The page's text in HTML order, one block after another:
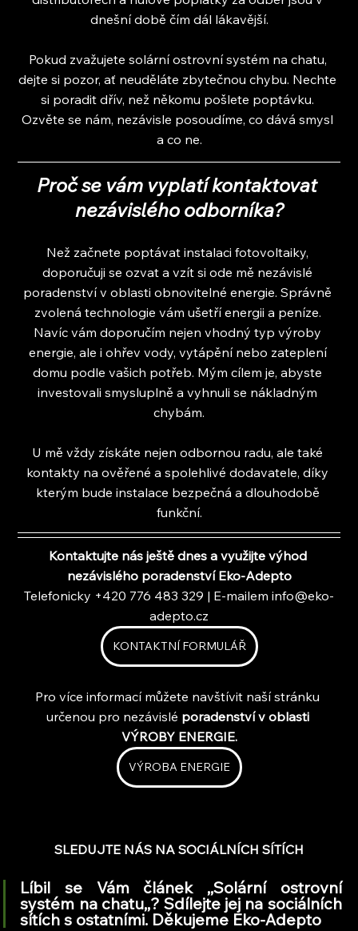
dnešní době čím dál lákavější.
Pokud zvažujete solární ostrovní systém na chatu,
dejte si pozor, ať neuděláte zbytečnou chybu. Nechte
si poradit dřív, než někomu pošlete poptávku.
Ozvěte se nám, nezávisle posoudíme, co dává smysl
a co ne.
Proč se vám vyplatí kontaktovat
nezávislého odborníka?
Než začnete poptávat instalaci fotovoltaiky,
doporučuji se ozvat a vzít si ode mě nezávislé
poradenství v oblasti obnovitelné energie. Správně
zvolená technologie vám ušetří energii a peníze.
Navíc vám doporučím nejen vhodný typ výroby
energie, ale i ohřev vody, vytápění nebo zateplení
domu podle vašich potřeb. Mým cílem je, abyste
investovali smysluplně a vyhnuli se nákladným
chybám.
U mě vždy získáte nejen odbornou radu, ale také
kontakty na ověřené a spolehlivé dodavatele, díky
kterým bude instalace bezpečná a dlouhodobě
funkční.
Kontaktujte nás ještě dnes a využijte výhod
nezávislého poradenství Eko-Adepto
Telefonicky +420 776 483 329 | E-mailem info@eko-
adepto.cz
KONTAKTNÍ FORMULÁŘ
Pro více informací můžete navštívit naší stránku
určenou pro nezávislé poradenství v oblasti
VÝROBY ENERGIE.
VÝROBA ENERGIE
SLEDUJTE NÁS NA SOCIÁLNÍCH SÍTÍCH
Líbil se Vám článek ,,Solární ostrovní
systém na chatu,,? Sdílejte jej na sociálních
sítích s ostatními. Děkujeme Eko-Adepto